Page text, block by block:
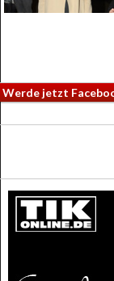
Werde jetzt